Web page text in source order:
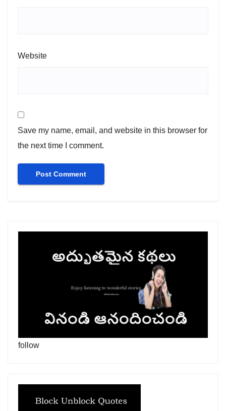
Website
Save my name, email, and website in this browser for
the next time I comment.
follow